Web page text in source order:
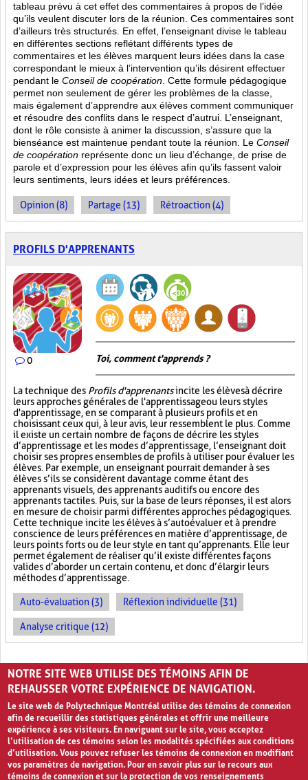
tableau prévu à cet effet des commentaires à propos de l’idée
qu’ils veulent discuter lors de la réunion. Ces commentaires sont
d’ailleurs très structurés. En effet, l’enseignant divise le tableau
en différentes sections reflétant différents types de
commentaires et les élèves marquent leurs idées dans la case
correspondant le mieux à l’intervention qu’ils désirent effectuer
pendant le Conseil de coopération . Cette formule pédagogique
permet non seulement de gérer les problèmes de la classe,
mais également d’apprendre aux élèves comment communiquer
et résoudre des conflits dans le respect d’autrui. L’enseignant,
dont le rôle consiste à animer la discussion, s’assure que la
bienséance est maintenue pendant toute la réunion. Le Conseil
de coopération représente donc un lieu d’échange, de prise de
parole et d’expression pour les élèves afin qu’ils fassent valoir
leurs sentiments, leurs idées et leurs préférences.
Opinion (8) Partage (13) Rétroaction (4)
PROFILS D'APPRENANTS
0 Toi, comment t'apprends ?
La technique des Profils d'apprenantsincite les élèves à décrire
leurs approches générales de l'apprentissage ou leurs styles
d'apprentissage, en se comparant à plusieurs profils et en
choisissant ceux qui, à leur avis, leur ressemblent le plus. Comme
il existe un certain nombre de façons de décrire les styles
d’apprentissage et les modes d’apprentissage, l’enseignant doit
choisir ses propres ensembles de profils à utiliser pour évaluer les
élèves. Par exemple, un enseignant pourrait demander à ses
élèves s’ils se considèrent davantage comme étant des
apprenants visuels, des apprenants auditifs ou encore des
apprenants tactiles. Puis, sur la base de leurs réponses, il est alors
en mesure de choisir parmi différentes approches pédagogiques.
Cette technique incite les élèves à s’autoévaluer et à prendre
conscience de leurs préférences en matière d’apprentissage, de
leurs points forts ou de leur style en tant qu’apprenants. Elle leur
permet également de réaliser qu’il existe différentes façons
valides d’aborder un certain contenu, et donc d’élargir leurs
méthodes d’apprentissage.
Auto-évaluation (3) Réflexion individuelle (31)
Analyse critique (12)
PAGES
« ‹ 1 2 3 4
NOTRE SITE WEB UTILISE DES TÉMOINS AFIN DE
REHAUSSER VOTRE EXPÉRIENCE DE NAVIGATION.
Le site web de Polytechnique Montréal utilise des témoins de connexion
afin de recueillir des statistiques générales et offrir une meilleure
expérience à ses visiteurs. En naviguant sur le site, vous acceptez
l’utilisation de ces témoins selon les modalités spécifiées aux conditions
d’utilisation. Vous pouvez refuser les témoins de connexion en modifiant
vos paramètres de navigation. Pour en savoir plus sur le recours aux
témoins de connexion et sur la protection de vos renseignements